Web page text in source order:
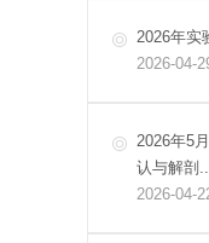
2026年实
2026-04-
2026年5
认与解剖
2026-04-